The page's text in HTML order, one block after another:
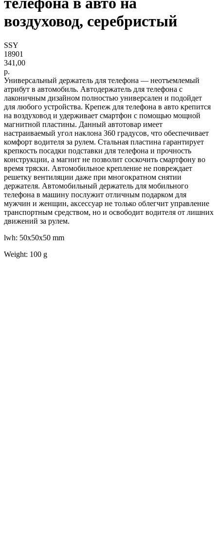
воздуховод, серебристый
SSY
18901
341,00
р.
Универсальный держатель для телефона — неотъемлемый
атрибут в автомобиль. Автодержатель для телефона с
лаконичным дизайном полностью универсален и подойдет
для любого устройства. Крепеж для телефона в авто крепится
на воздуховод и удерживает смартфон с помощью мощной
магнитной пластины. Данный автотовар имеет
настраиваемый угол наклона 360 градусов, что обеспечивает
комфорт водителя за рулем. Стальная пластина гарантирует
крепкость посадки подставки для телефона и прочность
конструкции, а магнит не позволит соскочить смартфону во
время тряски. Автомобильное крепление не повреждает
решетку вентиляции даже при многократном снятии
держателя. Автомобильный держатель для мобильного
телефона в машину послужит отличным подарком для
мужчин и женщин, аксессуар не только облегчит управление
транспортным средством, но и освободит водителя от лишних
движений за рулем.
lwh: 50x50x50 mm
Weight: 100 g